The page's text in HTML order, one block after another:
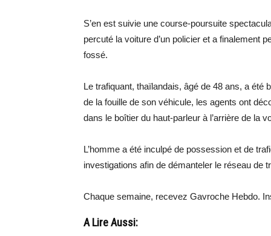
S’en est suivie une course-poursuite
percuté la voiture d’un policier et a finalement
fossé.
Le trafiquant, thaïlandais, âgé de 48 ans, a été
de la fouille de son véhicule, les agents ont
dans le boîtier du haut-parleur à l’arrière de la
L’homme a été inculpé de possession et de
investigations afin de démanteler le réseau de
Chaque semaine, recevez Gavroche Hebdo.
A Lire Aussi: